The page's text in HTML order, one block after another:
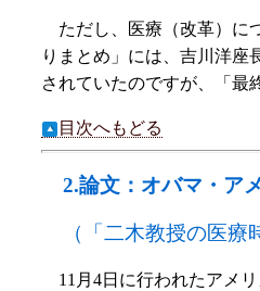
ただし、医療（改革）に
りまとめ」には、吉川洋
されていたのですが、「最
目次へもどる
2.論文：オバマ・ア
（「二木教授の医療
11月4日に行われたアメ